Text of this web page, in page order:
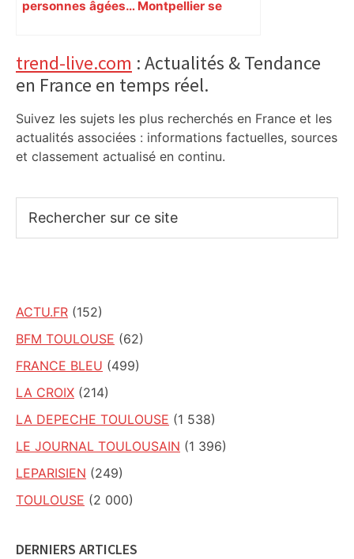
personnes âgées… Montpellier se
Primary
Sidebar
trend-live.com : Actualités & Tendance
en France en temps réel.
Suivez les sujets les plus recherchés en France et les
actualités associées : informations factuelles, sources
et classement actualisé en continu.
sur
ACTU.FR (152)
BFM TOULOUSE (62)
FRANCE BLEU (499)
LA CROIX (214)
LA DEPECHE TOULOUSE (1 538)
LE JOURNAL TOULOUSAIN (1 396)
LEPARISIEN (249)
TOULOUSE (2 000)
DERNIERS ARTICLES